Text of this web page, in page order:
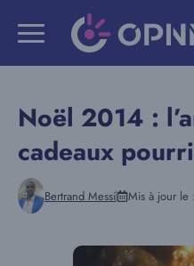
Noël 2014 :
cadeaux
Bertrand Messi Mis à jour le :